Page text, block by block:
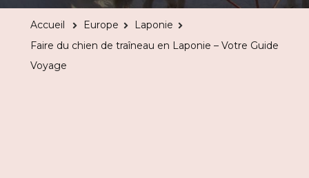
Accueil Europe
Laponie
Faire du chien de traîneau en Laponie – Votre Guide
Voyage